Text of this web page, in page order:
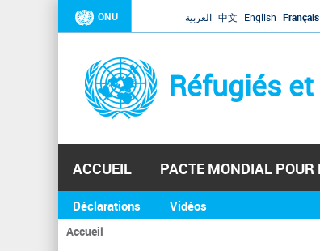
ONU العربية 中文 English Français
Réfugiés
ACCUEIL PACTE MONDIAL
Déclarations Vidéos
Vous
Accueil